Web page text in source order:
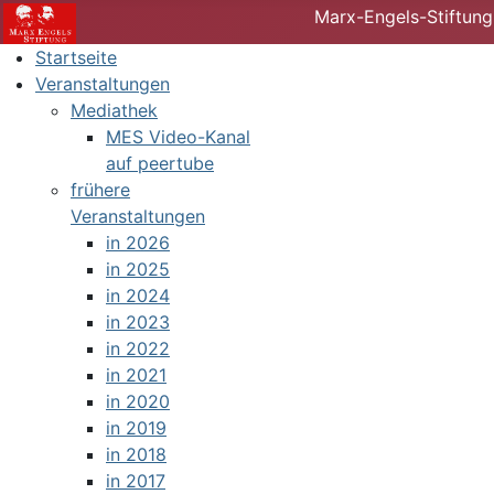
Marx-Engels-
Startseite
Veranstaltungen
Mediathek
MES Video-Kanal
auf peertube
frühere
Veranstaltungen
in 2026
in 2025
in 2024
in 2023
in 2022
in 2021
in 2020
in 2019
in 2018
in 2017